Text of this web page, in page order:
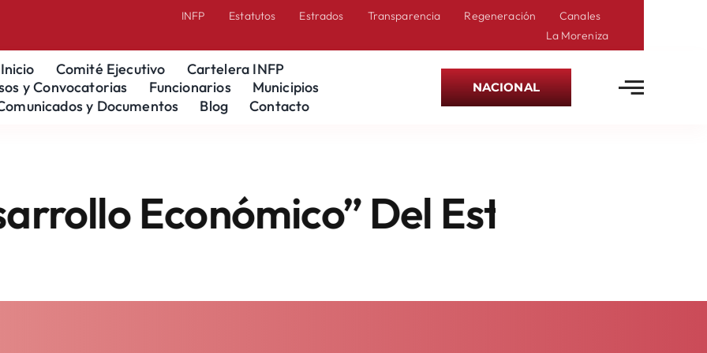
INFP Estatutos Estrados Transparencia Regeneración
Canales
La Moreniza
Inicio Comité Ejecutivo
Cartelera INFP
y Convocatorias
Funcionarios
Municipios
y Documentos
Blog Contacto
NACIONAL
Del Estado De México En